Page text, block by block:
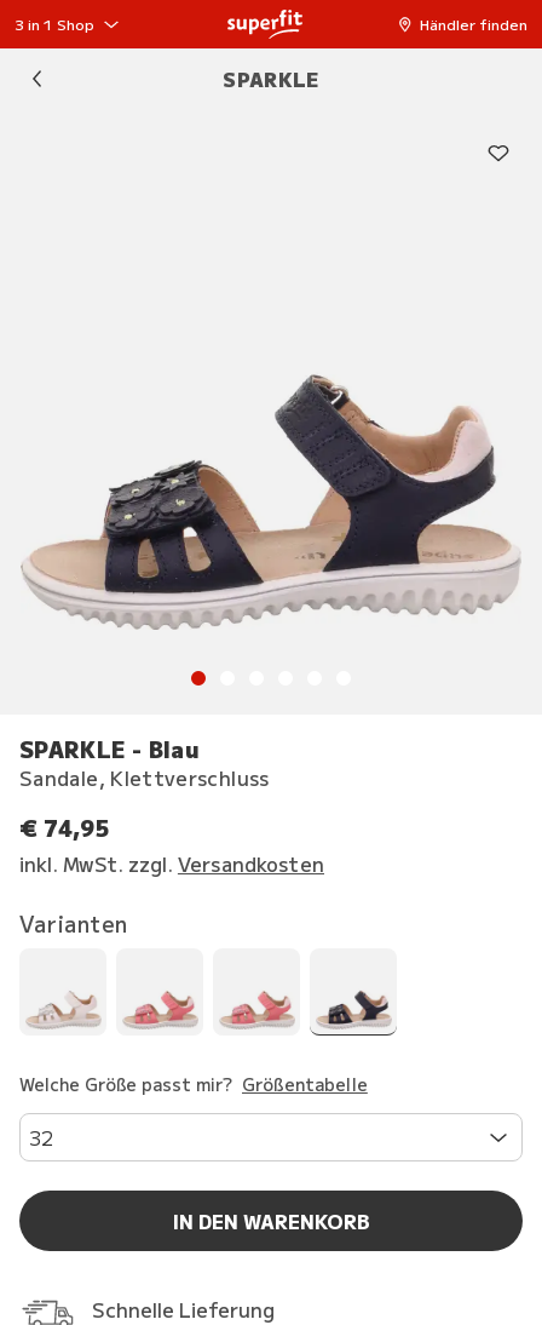
3 in 1 Shop Händler finden
SPARKLE
SPARKLE - Blau
Sandale, Klettverschluss
€ 74,95
inkl. MwSt. zzgl. Versandkosten
Varianten
Welche Größe passt mir? Größentabelle
32
IN DEN WARENKORB
Schnelle Lieferung